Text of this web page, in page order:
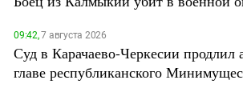
09:42,7 августа 2026
Суд в Карачаево-Черкесии продлил
главе республиканского